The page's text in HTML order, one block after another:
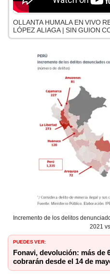
OLLANTA HUMALA EN VIVO
LÓPEZ ALIAGA | SIN GUION
Incremento de los delitos
2021
PUEDES VER:
Fonavi, devolución: más de
cobrarán desde el 14 de